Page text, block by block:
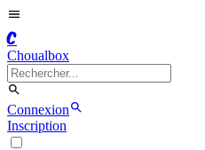
C
Choualbox
Connexion
Inscription